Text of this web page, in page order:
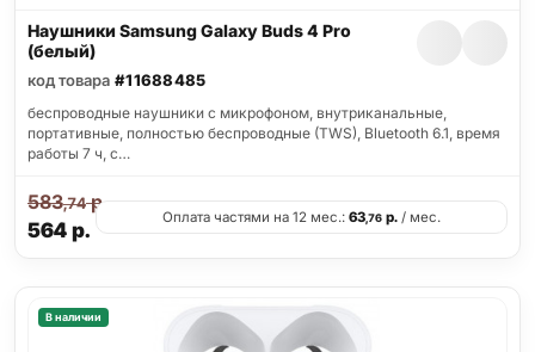
Наушники Samsung Galaxy Buds 4 Pro
(белый)
код товара #11688485
беспроводные наушники с микрофоном, внутриканальные,
портативные, полностью беспроводные (TWS), Bluetooth 6.1, время
работы 7 ч, с…
564р.
583,74р.
Оплата частями на 12 мес.: 63,76р./ мес.
В наличии